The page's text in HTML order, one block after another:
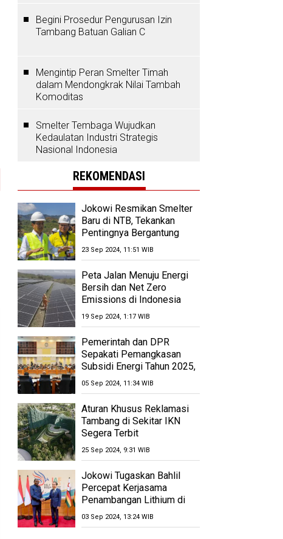
Begini Prosedur Pengurusan Izin
Tambang Batuan Galian C
Mengintip Peran Smelter Timah
dalam Mendongkrak Nilai Tambah
Komoditas
Smelter Tembaga Wujudkan
Kedaulatan Industri Strategis
Nasional Indonesia
REKOMENDASI
Jokowi Resmikan Smelter
Baru di NTB, Tekankan
Pentingnya Bergantung
Pada Produksi
23 Sep 2024, 11:51 WIB
Peta Jalan Menuju Energi
Bersih dan Net Zero
Emissions di Indonesia
pada 2060
19 Sep 2024, 1:17 WIB
Pemerintah dan DPR
Sepakati Pemangkasan
Subsidi Energi Tahun 2025,
Anggaran Dipangkas Rp
1,12 Triliun
05 Sep 2024, 11:34 WIB
Aturan Khusus Reklamasi
Tambang di Sekitar IKN
Segera Terbit
25 Sep 2024, 9:31 WIB
Jokowi Tugaskan Bahlil
Percepat Kerjasama
Penambangan Lithium di
Zimbabwe
03 Sep 2024, 13:24 WIB